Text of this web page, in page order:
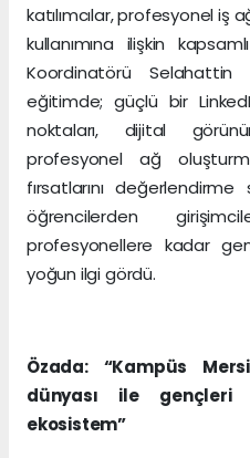
katılımcılar, profesyonel iş
kullanımına ilişkin
Koordinatörü Selahattin
eğitimde; güçlü bir
noktaları, dijital
profesyonel ağ
fırsatlarını
öğrencilerden
profesyonellere kadar
yoğun ilgi gördü.
Özada: “Kampüs
dünyası ile
ekosistem”